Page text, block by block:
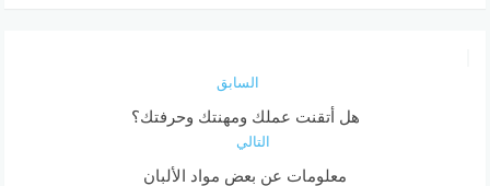
السابق
هل أتقنت عملك ومهنتك وحرفتك؟
التالي
معلومات عن بعض مواد الألبان